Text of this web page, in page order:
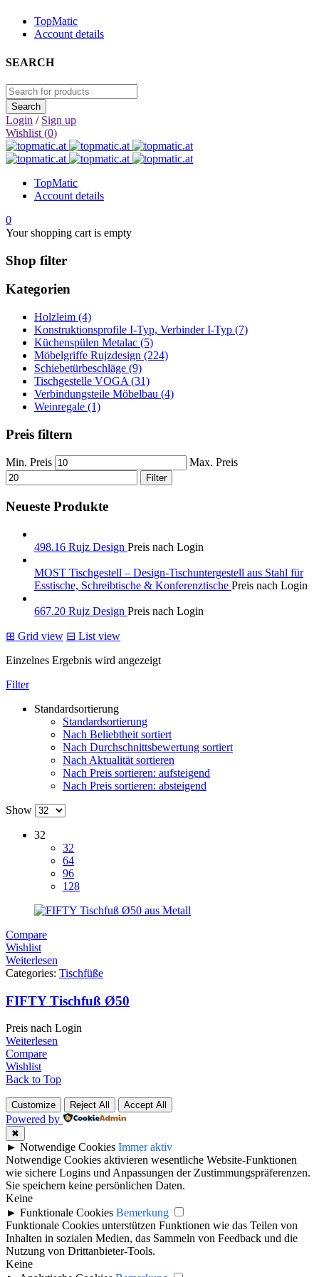
TopMatic
Account details
SEARCH
Login / Sign up
Wishlist (0)
TopMatic
Account details
0
Your shopping cart is empty
Shop filter
Kategorien
Holzleim (4)
Konstruktionsprofile I-Typ, Verbinder I-Typ (7)
Küchenspülen Metalac (5)
Möbelgriffe Rujzdesign (224)
Schiebetürbeschläge (9)
Tischgestelle VOGA (31)
Verbindungsteile Möbelbau (4)
Weinregale (1)
Preis filtern
Min. Preis Max. Preis
Filter
Neueste Produkte
498.16 Rujz Design Preis nach Login
MOST Tischgestell – Design-Tischuntergestell aus Stahl für
Esstische, Schreibtische & Konferenztische Preis nach Login
667.20 Rujz Design Preis nach Login
⊞ Grid view ⊟ List view
Einzelnes Ergebnis wird angezeigt
Filter
Standardsortierung
Standardsortierung
Nach Beliebtheit sortiert
Nach Durchschnittsbewertung sortiert
Nach Aktualität sortieren
Nach Preis sortieren: aufsteigend
Nach Preis sortieren: absteigend
Show
32
32
64
96
128
Compare
Wishlist
Weiterlesen
Categories: Tischfüße
FIFTY Tischfuß Ø50
Preis nach Login
Weiterlesen
Compare
Wishlist
Back to Top
Customize Reject All Accept All
Powered by
✖
► Notwendige Cookies Immer aktiv
Notwendige Cookies aktivieren wesentliche Website-Funktionen
wie sichere Logins und Anpassungen der Zustimmungspräferenzen.
Sie speichern keine persönlichen Daten.
Keine
► Funktionale Cookies Bemerkung
Funktionale Cookies unterstützen Funktionen wie das Teilen von
Inhalten in sozialen Medien, das Sammeln von Feedback und die
Nutzung von Drittanbieter-Tools.
Keine